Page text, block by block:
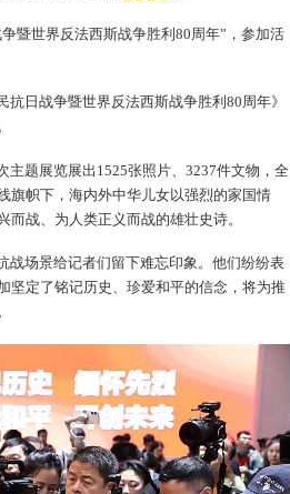
暨世界反法西斯战争胜利80周年”，参加活
日战争暨世界反法西斯战争胜利80周年》
主题展览展出1525张照片、3237件文物，全
旗帜下，海内外中华儿女以强烈的家国情
战、为人类正义而战的雄壮史诗。
战场景给记者们留下难忘印象。他们纷纷表
坚定了铭记历史、珍爱和平的信念，将为推